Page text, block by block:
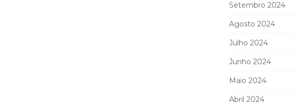
Setembro 2024
Agosto 2024
Julho 2024
Junho 2024
Maio 2024
Abril 2024